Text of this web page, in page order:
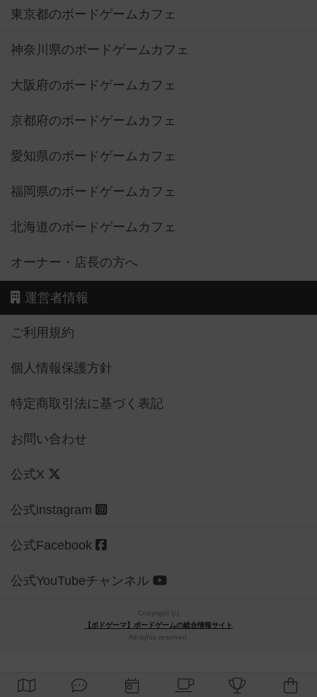
東京都のボードゲームカフェ
神奈川県のボードゲームカフェ
大阪府のボードゲームカフェ
京都府のボードゲームカフェ
愛知県のボードゲームカフェ
福岡県のボードゲームカフェ
北海道のボードゲームカフェ
オーナー・店長の方へ
運営者情報
ご利用規約
個人情報保護方針
特定商取引法に基づく表記
お問い合わせ
公式X
公式instagram
公式Facebook
公式YouTubeチャンネル
Copyright (c)
【ボドゲーマ】ボードゲームの総合情報サイト
All rights reserved.